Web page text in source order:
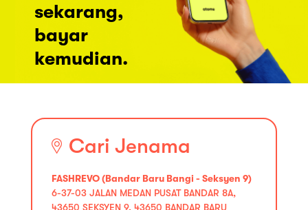
sekarang,
bayar
kemudian.
Cari Jenama
FASHREVO (Bandar Baru Bangi - Seksyen 9)
6-37-03 JALAN MEDAN PUSAT BANDAR 8A,
43650 SEKSYEN 9, 43650 BANDAR BARU